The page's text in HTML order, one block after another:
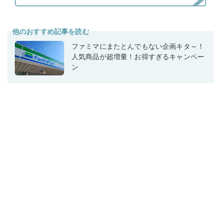
他のおすすめ記事を読む
ファミマにまたとんでもない企画キタ～！
人気商品が超増量！お得すぎるキャンペー
ン